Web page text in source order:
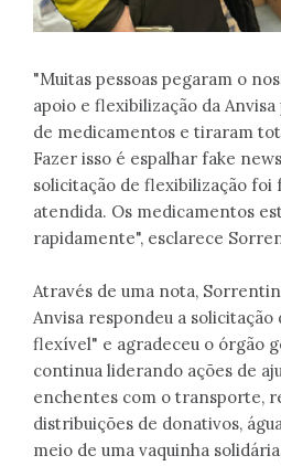
"Muitas pessoas pegaram o
apoio e flexibilização da
de medicamentos e tiraram
Fazer isso é espalhar fake
solicitação de flexibilização
atendida. Os medicamentos
rapidamente", esclarece
Através de uma nota,
Anvisa respondeu a
flexível" e agradeceu o órgão
continua liderando ações de
enchentes com o transporte,
distribuições de donativos,
meio de uma vaquinha